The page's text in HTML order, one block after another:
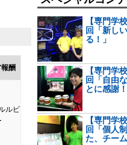
酬
ルビ
【専門学
回「新し
る！」
【専門学
回「自由
とに感謝！
【専門学
回「個人
た、チー